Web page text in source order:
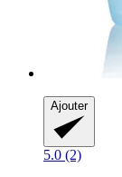
Ajouter
5.0 (2)